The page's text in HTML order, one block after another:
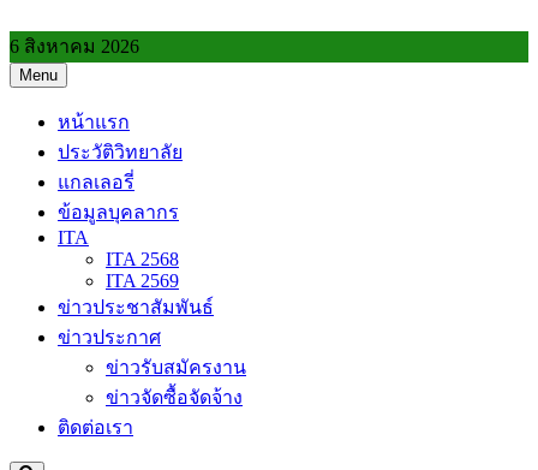
to
content
6 สิงหาคม 2026
Menu
หน้าแรก
ประวัติวิทยาลัย
แกลเลอรี่
ข้อมูลบุคลากร
ITA
ITA 2568
ITA 2569
ข่าวประชาสัมพันธ์
ข่าวประกาศ
ข่าวรับสมัครงาน
ข่าวจัดซื้อจัดจ้าง
ติดต่อเรา